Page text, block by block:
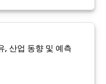
산업 동향 및 예측